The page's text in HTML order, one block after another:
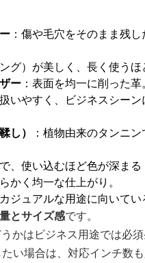
：傷や毛穴をそのまま残
グ）が美しく、長く使うほ
ー ：表面を均一に削った革。
いやすく、ビジネスシー
し）
：植物由来のタンニ
、使い込むほど色が深まる
かく均一な仕上がり。
ジュアルな用途に向いてい
とサイズ感です。
かはビジネス用途では必須
い場合は、対応インチ数